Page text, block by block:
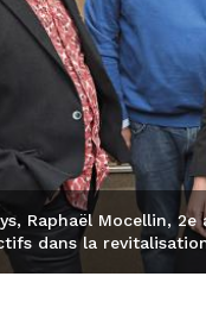
Raphaël Mocellin,
dans la